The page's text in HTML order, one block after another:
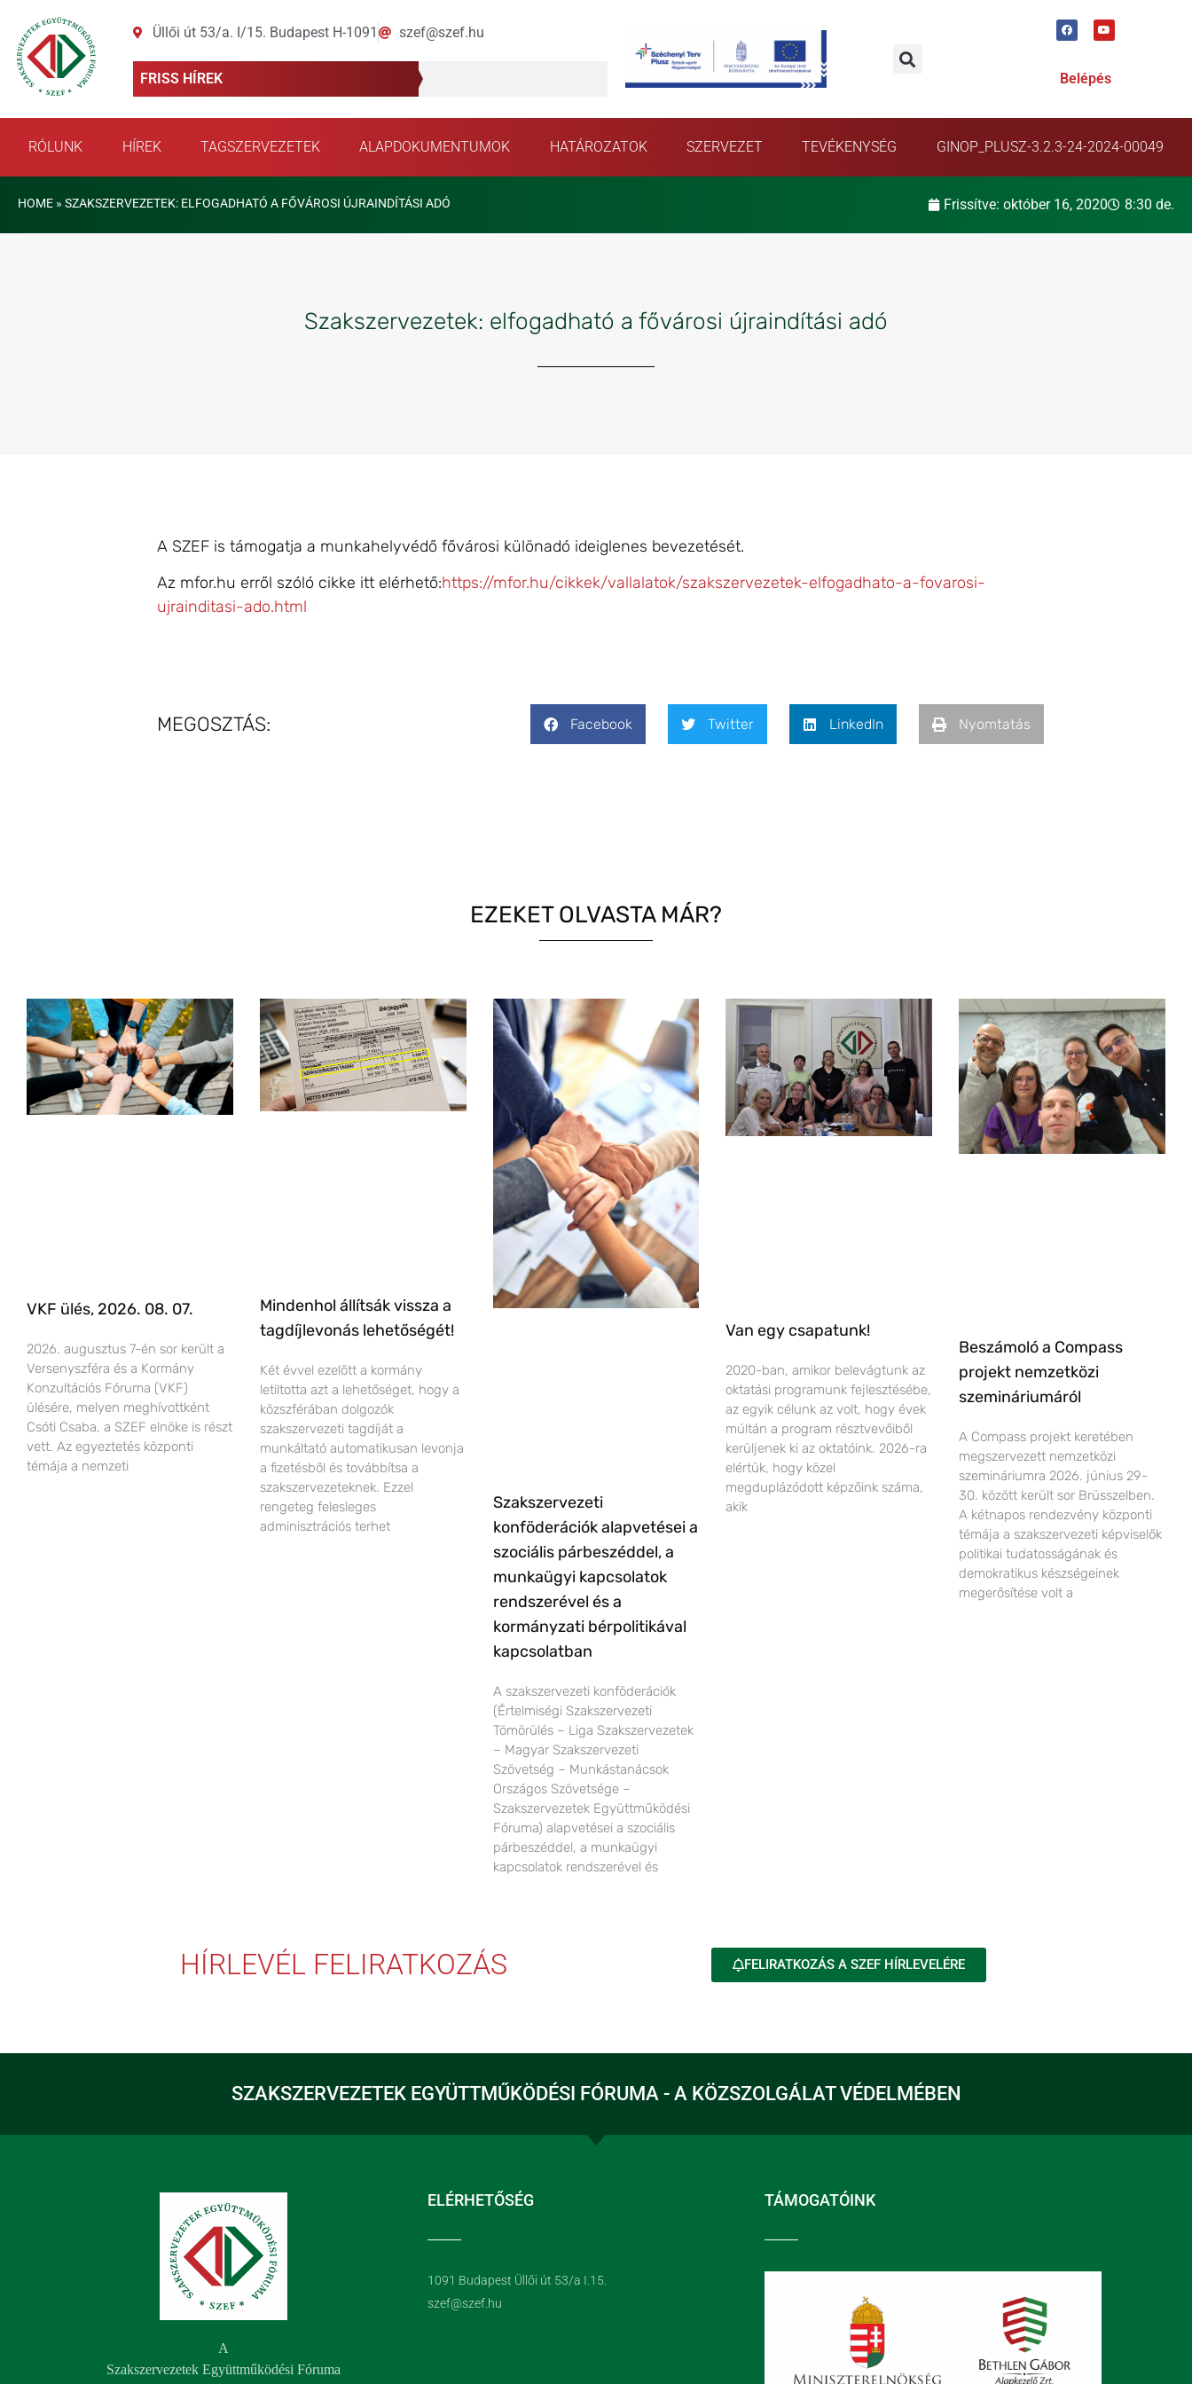
Üllői út 53/a. I/15. Budapest H-1091 szef@szef.hu
FRISS HÍREK Belépés
RÓLUNK HÍREK TAGSZERVEZETEK ALAPDOKUMENTUMOK HATÁROZATOK SZERVEZET TEVÉKENYSÉG GINOP_PLUSZ-3.2.3-24-2024-00049
HOME » SZAKSZERVEZETEK: ELFOGADHATÓ A FŐVÁROSI ÚJRAINDÍTÁSI ADÓ Frissítve: október 16, 2020 8:30 de.
Szakszervezetek: elfogadható a fővárosi újraindítási adó
A SZEF is támogatja a munkahelyvédő fővárosi különadó ideiglenes bevezetését.
Az mfor.hu erről szóló cikke itt elérhető:https://mfor.hu/cikkek/vallalatok/szakszervezetek-elfogadhato-a-fovarosi-
ujrainditasi-ado.html
MEGOSZTÁS: Facebook Twitter LinkedIn Nyomtatás
EZEKET OLVASTA MÁR?
VKF ülés, 2026. 08. 07.
2026. augusztus 7-én sor került a
Versenyszféra és a Kormány
Konzultációs Fóruma (VKF)
ülésére, melyen meghívottként
Csóti Csaba, a SZEF elnöke is részt
vett. Az egyeztetés központi
témája a nemzeti
Mindenhol állítsák vissza a
tagdíjlevonás lehetőségét!
Két évvel ezelőtt a kormány
letiltotta azt a lehetőséget, hogy a
közszférában dolgozók
szakszervezeti tagdíját a
munkáltató automatikusan levonja
a fizetésből és továbbítsa a
szakszervezeteknek. Ezzel
rengeteg felesleges
adminisztrációs terhet
Szakszervezeti
konföderációk alapvetései a
szociális párbeszéddel, a
munkaügyi kapcsolatok
rendszerével és a
kormányzati bérpolitikával
kapcsolatban
A szakszervezeti konföderációk
(Értelmiségi Szakszervezeti
Tömörülés – Liga Szakszervezetek
– Magyar Szakszervezeti
Szövetség – Munkástanácsok
Országos Szövetsége –
Szakszervezetek Együttműködési
Fóruma) alapvetései a szociális
párbeszéddel, a munkaügyi
kapcsolatok rendszerével és
Van egy csapatunk!
2020-ban, amikor belevágtunk az
oktatási programunk fejlesztésébe,
az egyik célunk az volt, hogy évek
múltán a program résztvevőiből
kerüljenek ki az oktatóink. 2026-ra
elértük, hogy közel
megduplázódott képzőink száma,
akik
Beszámoló a Compass
projekt nemzetközi
szemináriumáról
A Compass projekt keretében
megszervezett nemzetközi
szemináriumra 2026. június 29-
30. között került sor Brüsszelben.
A kétnapos rendezvény központi
témája a szakszervezeti képviselők
politikai tudatosságának és
demokratikus készségeinek
megerősítése volt a
HÍRLEVÉL FELIRATKOZÁS FELIRATKOZÁS A SZEF HÍRLEVELÉRE
SZAKSZERVEZETEK EGYÜTTMŰKÖDÉSI FÓRUMA - A KÖZSZOLGÁLAT VÉDELMÉBEN
A
Szakszervezetek Együttműködési Fóruma
ELÉRHETŐSÉG
1091 Budapest Üllői út 53/a I.15.
szef@szef.hu
TÁMOGATÓINK